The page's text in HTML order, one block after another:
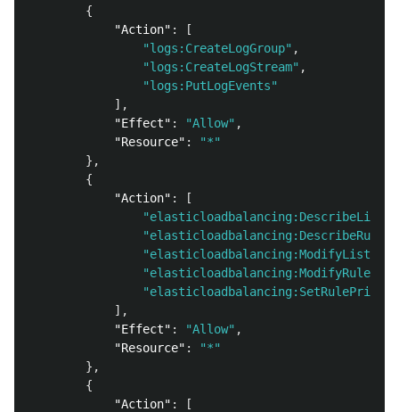
{
"Action" :
[
"logs:CreateLogGroup" ,
"logs:CreateLogStream" ,
"logs:PutLogEvents"
],
"Effect" : "Allow" ,
"Resource" :
"*"
},
{
"Action" :
[
"elasticloadbalancing:DescribeRules"
"elasticloadbalancing:ModifyRule"
],
"Effect" : "Allow" ,
"Resource" :
"*"
},
{
"Action" :
[